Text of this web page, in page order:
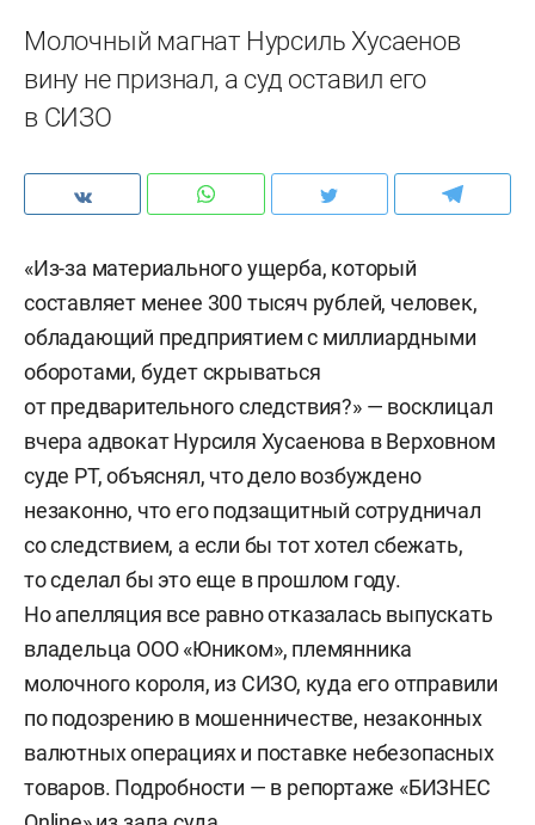
Молочный магнат Нурсиль Хусаенов
вину не признал, а суд оставил его
в СИЗО
«Из-за материального ущерба, который
составляет менее 300 тысяч рублей, человек,
обладающий предприятием с миллиардными
оборотами, будет скрываться
от предварительного следствия?» — восклицал
вчера адвокат Нурсиля Хусаенова в Верховном
суде РТ, объяснял, что дело возбуждено
незаконно, что его подзащитный сотрудничал
со следствием, а если бы тот хотел сбежать,
то сделал бы это еще в прошлом году.
Но апелляция все равно отказалась выпускать
владельца ООО «Юником», племянника
молочного короля, из СИЗО, куда его отправили
по подозрению в мошенничестве, незаконных
валютных операциях и поставке небезопасных
товаров. Подробности — в репортаже «БИЗНЕС